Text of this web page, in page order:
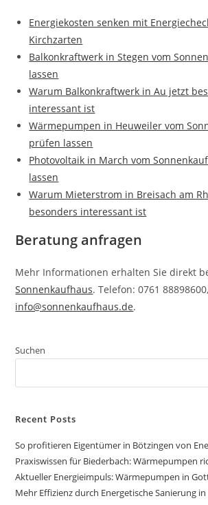
Energiekosten senken mit
Kirchzarten
Balkonkraftwerk in Stegen vom
lassen
Warum Balkonkraftwerk in Au jetzt
interessant ist
Wärmepumpen in Heuweiler vom
prüfen lassen
Photovoltaik in March vom
lassen
Warum Mieterstrom in Breisach am
besonders interessant ist
Beratung anfragen
Mehr Informationen erhalten Sie direkt
Sonnenkaufhaus. Telefon: 0761
info@sonnenkaufhaus.de.
Suchen
Recent Posts
So profitieren Eigentümer in Bötzingen von
Praxiswissen für Biederbach: Wärmepumpen
Aktueller Energieimpuls: Wärmepumpen in
Mehr Effizienz durch Energetische Sanierung